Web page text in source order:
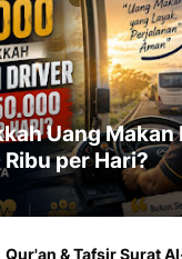
Uang Makan
per Hari?
Qur'an & Tafsir Surat